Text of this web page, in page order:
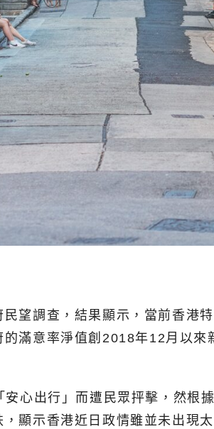
望調查，結果顯示，當前香港
滿意率淨值創2018年12月以
心出行」而遭民眾抨擊，然根
顯示香港近日政情雖並未出現